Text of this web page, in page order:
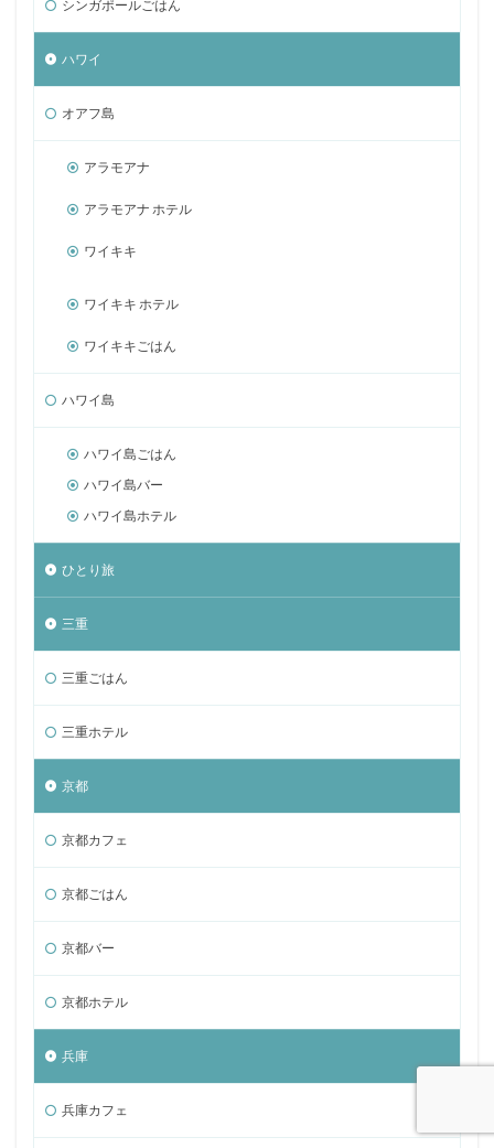
シンガポールごはん
ハワイ
オアフ島
アラモアナ
アラモアナ ホテル
ワイキキ
ワイキキ ホテル
ワイキキごはん
ハワイ島
ハワイ島ごはん
ハワイ島バー
ハワイ島ホテル
ひとり旅
三重
三重ごはん
三重ホテル
京都
京都カフェ
京都ごはん
京都バー
京都ホテル
兵庫
兵庫カフェ